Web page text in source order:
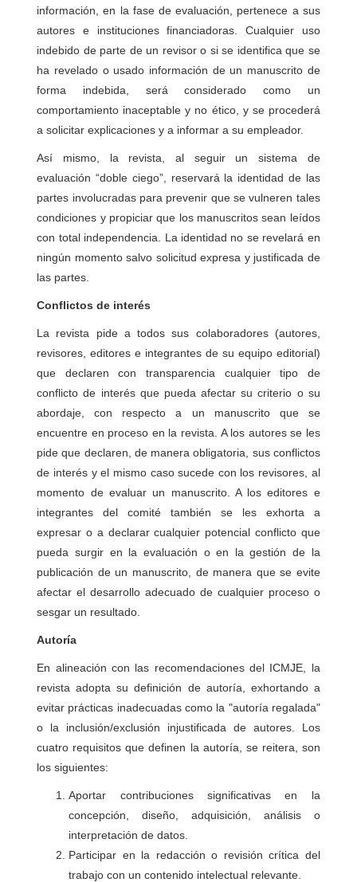
información, en la fase de evaluación, pertenece a sus
autores e instituciones financiadoras. Cualquier uso
indebido de parte de un revisor o si se identifica que se
ha revelado o usado información de un manuscrito de
forma indebida, será considerado como un
comportamiento inaceptable y no ético, y se procederá
a solicitar explicaciones y a informar a su empleador.
Así mismo, la revista, al seguir un sistema de
evaluación “doble ciego”, reservará la identidad de las
partes involucradas para prevenir que se vulneren tales
condiciones y propiciar que los manuscritos sean leídos
con total independencia. La identidad no se revelará en
ningún momento salvo solicitud expresa y justificada de
las partes.
Conflictos de interés
La revista pide a todos sus colaboradores (autores,
revisores, editores e integrantes de su equipo editorial)
que declaren con transparencia cualquier tipo de
conflicto de interés que pueda afectar su criterio o su
abordaje, con respecto a un manuscrito que se
encuentre en proceso en la revista. A los autores se les
pide que declaren, de manera obligatoria, sus conflictos
de interés y el mismo caso sucede con los revisores, al
momento de evaluar un manuscrito. A los editores e
integrantes del comité también se les exhorta a
expresar o a declarar cualquier potencial conflicto que
pueda surgir en la evaluación o en la gestión de la
publicación de un manuscrito, de manera que se evite
afectar el desarrollo adecuado de cualquier proceso o
sesgar un resultado.
Autoría
En alineación con las recomendaciones del ICMJE, la
revista adopta su definición de autoría, exhortando a
evitar prácticas inadecuadas como la "autoría regalada"
o la inclusión/exclusión injustificada de autores. Los
cuatro requisitos que definen la autoría, se reitera, son
los siguientes:
Aportar contribuciones significativas en la
concepción, diseño, adquisición, análisis o
interpretación de datos.
Participar en la redacción o revisión crítica del
trabajo con un contenido intelectual relevante.